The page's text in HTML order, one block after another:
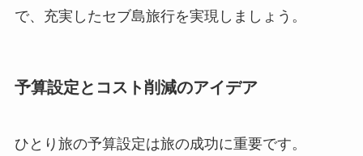
で、充実したセブ島旅行を実現しましょう。
予算設定とコスト削減のアイデア
ひとり旅の予算設定は旅の成功に重要です。